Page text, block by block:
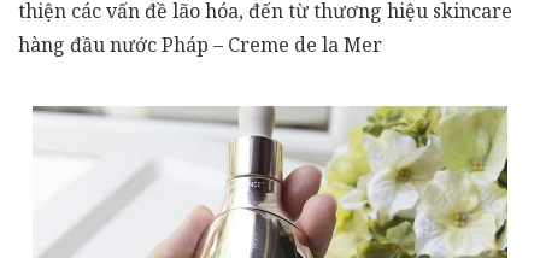
thiện các vấn đề lão hóa, đến từ thương hiệu skincare
hàng đầu nước Pháp – Creme de la Mer